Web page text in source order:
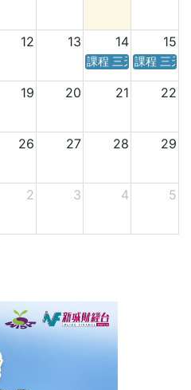
12 13 14 15
課程 三天／六天 時
課程 三天
19 20 21 22
26 27 28 29
2 3 4 5